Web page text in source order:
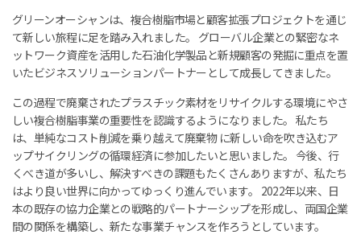
グリーンオーシャンは、複合樹脂市場と顧客拡張プロジェクトを通じ
て新しい旅程に足を踏み入れました。 グローバル企業との緊密なネ
ットワーク資産を活用した石油化学製品と新規顧客の発掘に重点を置
いたビジネスソリューションパートナーとして成長してきました。
この過程で廃棄されたプラスチック素材をリサイクルする環境にやさ
しい複合樹脂事業の重要性を認識するようになりました。 私たち
は、単純なコスト削減を乗り越えて廃棄物 に新しい命を吹き込むア
ップサイクリングの循環経済に参加したいと思いました。 今後、行
くべき道が多いし、解決すべきの課題もたくさんありますが、私たち
はより良い世界に向かってゆっくり進んでいます。 2022年以来、日
本の既存の協力企業との戦略的パートナーシップを形成し、両国企業
間の関係を構築し、新たな事業チャンスを作ろうとしています。